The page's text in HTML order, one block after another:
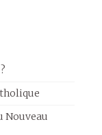
Nouveau